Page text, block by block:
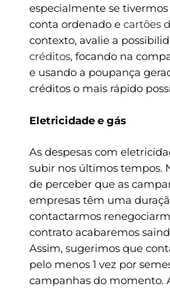
especialmente se
conta ordenado e cartões
contexto, avalie a
créditos, focando na
e usando a poupança
créditos o mais rápido
Eletricidade e gás
As despesas com
subir nos últimos tempos.
de perceber que as
empresas têm uma
contactarmos
contrato acabaremos
Assim, sugerimos que
pelo menos 1 vez por
campanhas do momento.